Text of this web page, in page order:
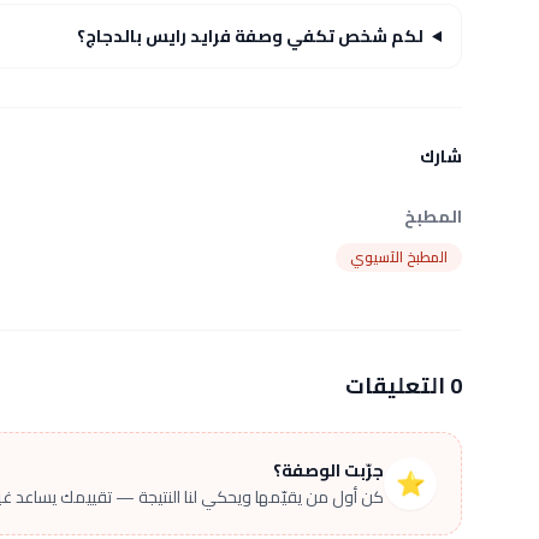
لكم شخص تكفي وصفة فرايد رايس بالدجاج؟
شارك
المطبخ
المطبخ الآسيوي
0 التعليقات
⭐ جرّبت الوصفة؟
كن أول من يقيّمها ويحكي لنا النتيجة — تقييمك يساعد